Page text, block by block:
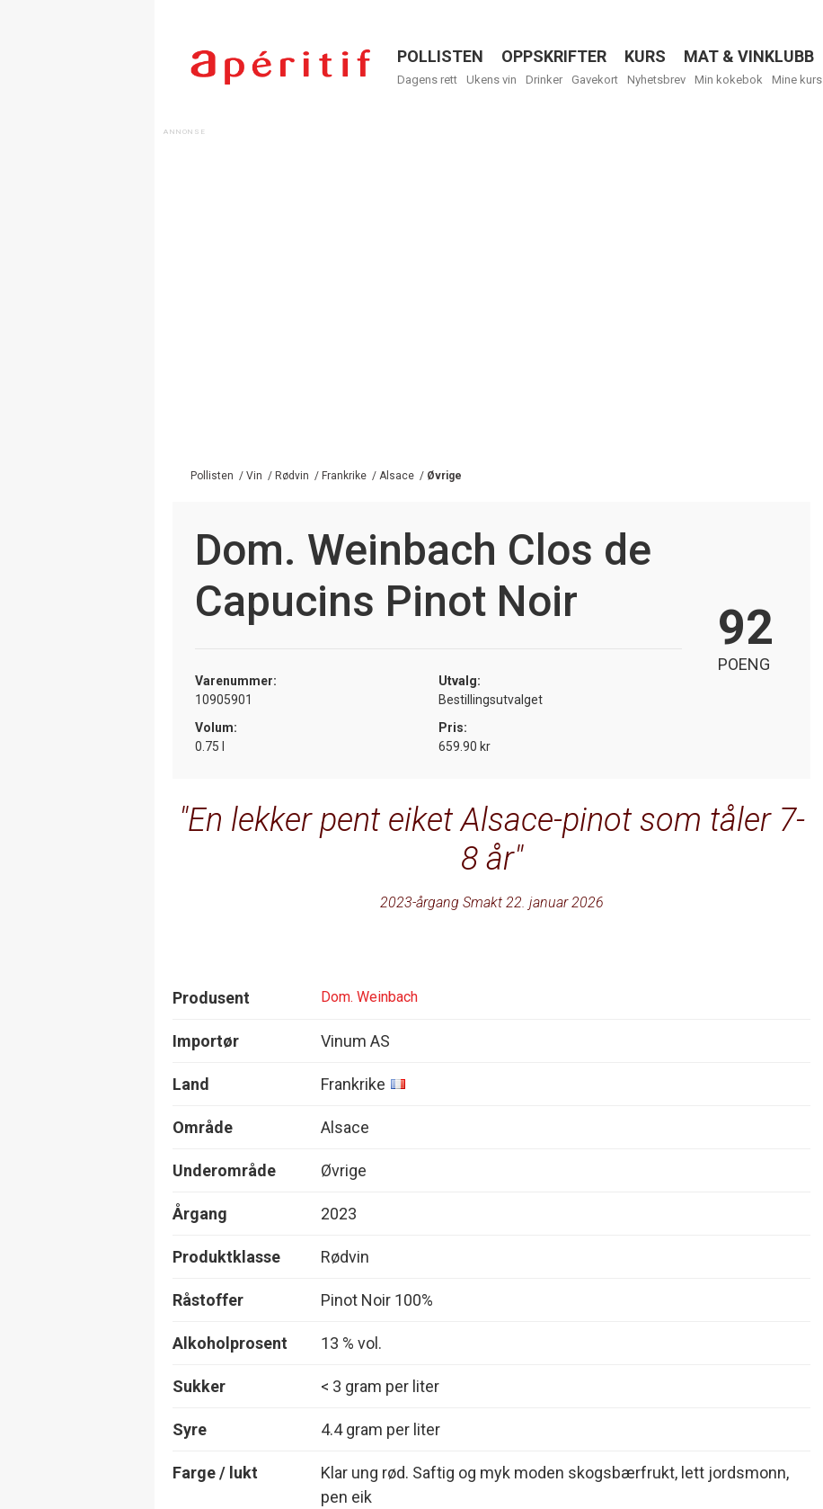
Menu
POLLISTEN OPPSKRIFTER KURS MAT & VINKLUBB
Dagens rett Ukens vin Drinker Gavekort Nyhetsbrev Min kokebok Mine kurs
Pollisten / Vin / Rødvin / Frankrike / Alsace / Øvrige
Dom. Weinbach Clos de
Capucins Pinot Noir
Varenummer:
10905901
Utvalg:
Bestillingsutvalget
Volum:
0.75 l
Pris:
659.90 kr
92
POENG
En lekker pent eiket Alsace-pinot som tåler 7-
8 år
2023-årgang Smakt 22. januar 2026
Produsent Dom. Weinbach
Importør Vinum AS
Land Frankrike
Område Alsace
Underområde Øvrige
Årgang 2023
Produktklasse Rødvin
Råstoffer Pinot Noir 100%
Alkoholprosent 13 % vol.
Sukker < 3 gram per liter
Syre 4.4 gram per liter
Farge / lukt
Klar ung rød. Saftig og myk moden skogsbærfrukt, lett jordsmonn,
pen eik